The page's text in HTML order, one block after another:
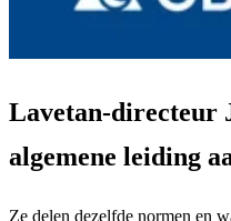
Lavetan-directeur
algemene leiding
Ze delen dezelfde normen en